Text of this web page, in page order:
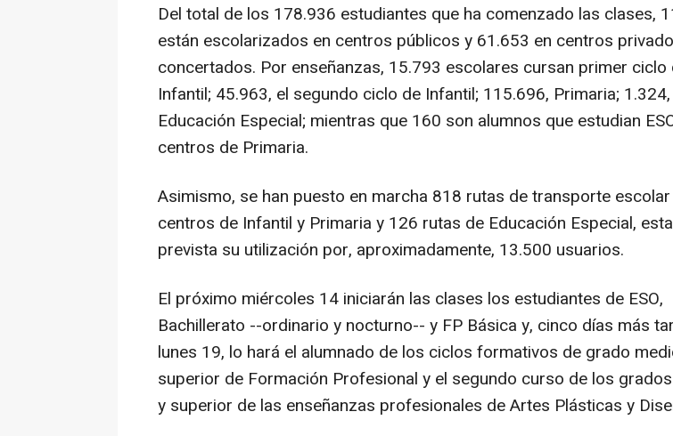
Del total de los 178.936 estudiantes que ha comenzado las clases,
están escolarizados en centros públicos y 61.653 en centros
concertados. Por enseñanzas, 15.793 escolares cursan primer ciclo
Infantil; 45.963, el segundo ciclo de Infantil; 115.696, Primaria; 1.324,
Educación Especial; mientras que 160 son alumnos que estudian
centros de Primaria.
Asimismo, se han puesto en marcha 818 rutas de transporte
centros de Infantil y Primaria y 126 rutas de Educación Especial,
prevista su utilización por, aproximadamente, 13.500 usuarios.
El próximo miércoles 14 iniciarán las clases los estudiantes de ESO,
Bachillerato --ordinario y nocturno-- y FP Básica y, cinco días más
lunes 19, lo hará el alumnado de los ciclos formativos de grado
superior de Formación Profesional y el segundo curso de los
y superior de las enseñanzas profesionales de Artes Plásticas y